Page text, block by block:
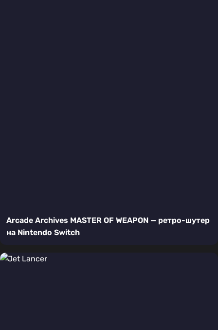
Arcade Archives MASTER OF WEAPON — ретро-шутер
на Nintendo Switch